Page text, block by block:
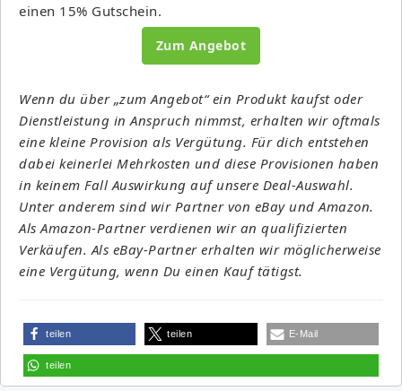
einen 15% Gutschein.
Zum Angebot
Wenn du über „zum Angebot“ ein Produkt kaufst oder
Dienstleistung in Anspruch nimmst, erhalten wir oftmals
eine kleine Provision als Vergütung. Für dich entstehen
dabei keinerlei Mehrkosten und diese Provisionen haben
in keinem Fall Auswirkung auf unsere Deal-Auswahl.
Unter anderem sind wir Partner von eBay und Amazon.
Als Amazon-Partner verdienen wir an qualifizierten
Verkäufen. Als eBay-Partner erhalten wir möglicherweise
eine Vergütung, wenn Du einen Kauf tätigst.
teilen teilen E-Mail
teilen